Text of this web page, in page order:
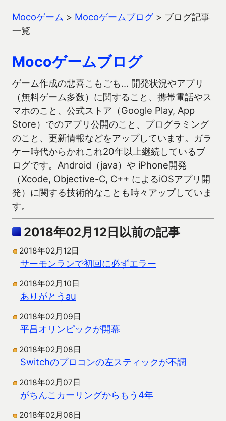
Mocoゲーム > Mocoゲームブログ> ブログ記事
一覧
Mocoゲームブログ
ゲーム作成の悲喜こもごも… 開発状況やアプリ
（無料ゲーム多数）に関すること、携帯電話やス
マホのこと、公式ストア（Google Play, App
Store）でのアプリ公開のこと、プログラミング
のこと、更新情報などをアップしています。ガラ
ケー時代からかれこれ20年以上継続しているブ
ログです。Android（java）や iPhone開発
（Xcode, Objective-C, C++ によるiOSアプリ開
発）に関する技術的なことも時々アップしていま
す。
2018年02月12日以前の記事
2018年02月12日
サーモンランで初回に必ずエラー
2018年02月10日
ありがとうau
2018年02月09日
平昌オリンピックが開幕
2018年02月08日
Switchのプロコンの左スティックが不調
2018年02月07日
がちんこカーリングからもう4年
2018年02月06日